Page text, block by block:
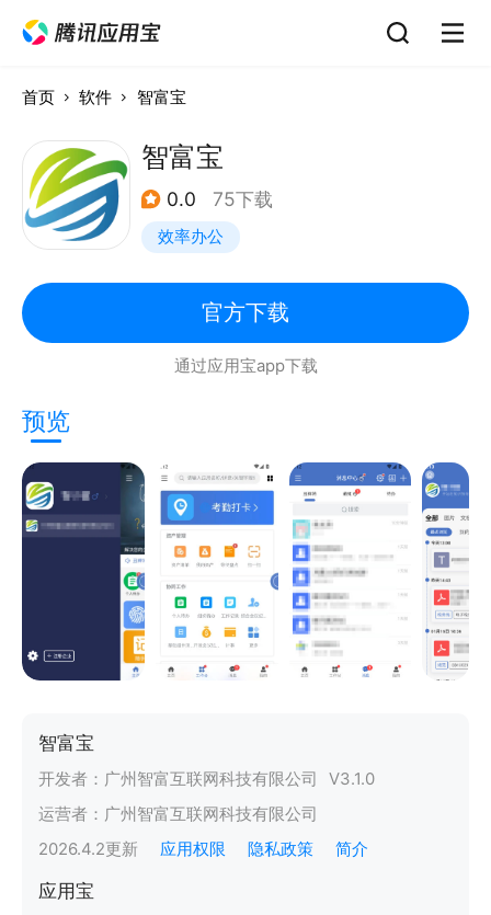
首页 软件 智富宝
智富宝
0.0 75下载
效率办公
官方下载
通过应用宝app下载
预览
智富宝
开发者： 广州智富互联网科技有限公司 V3.1.0
运营者： 广州智富互联网科技有限公司
2026.4.2更新 应用权限 隐私政策 简介
应用宝